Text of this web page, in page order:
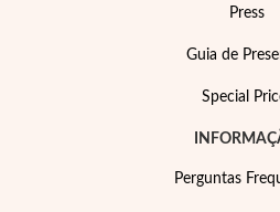
Special Prices
Press
Guia de
Special
Perguntas